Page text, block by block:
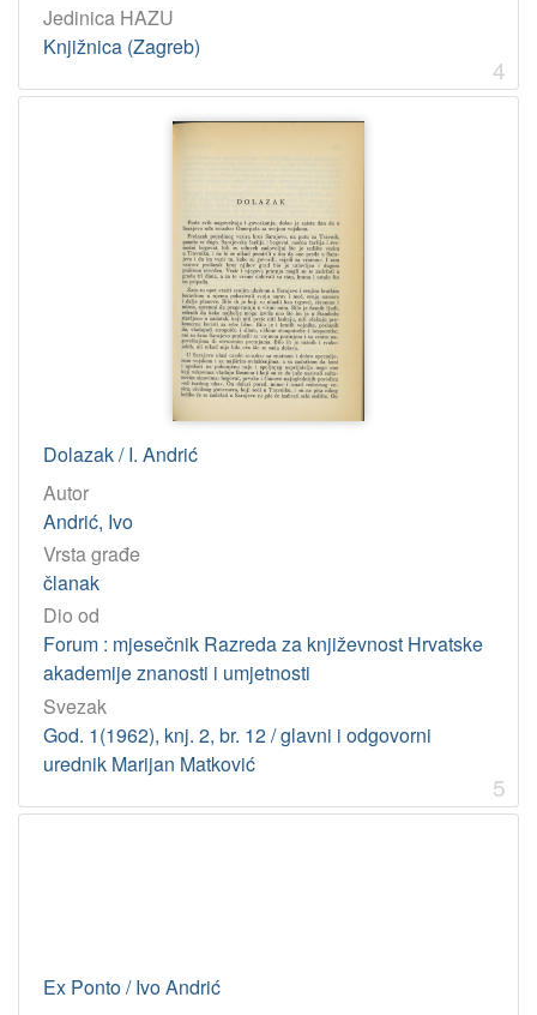
Jedinica HAZU
Knjižnica (Zagreb)
4
Dolazak / I. Andrić
Autor
Andrić, Ivo
Vrsta građe
članak
Dio od
Forum : mjesečnik Razreda za književnost Hrvatske
akademije znanosti i umjetnosti
Svezak
God. 1(1962), knj. 2, br. 12 / glavni i odgovorni
urednik Marijan Matković
5
Ex Ponto / Ivo Andrić